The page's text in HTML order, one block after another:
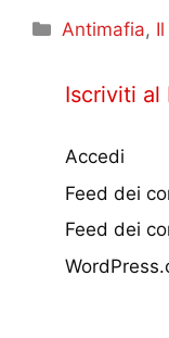
Categorie
Antimafia,
Iscriviti al
Accedi
Feed dei
Feed dei